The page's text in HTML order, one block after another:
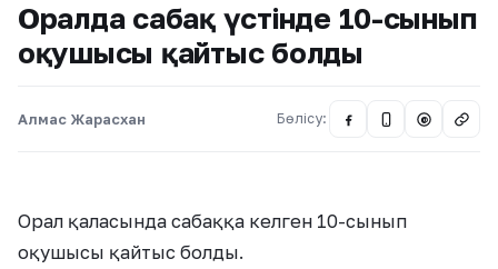
Оралда сабақ үстінде 10-сынып
оқушысы қайтыс болды
Алмас Жарасхан Бөлісу: @
Орал қаласында сабаққа келген 10-сынып
оқушысы қайтыс болды.